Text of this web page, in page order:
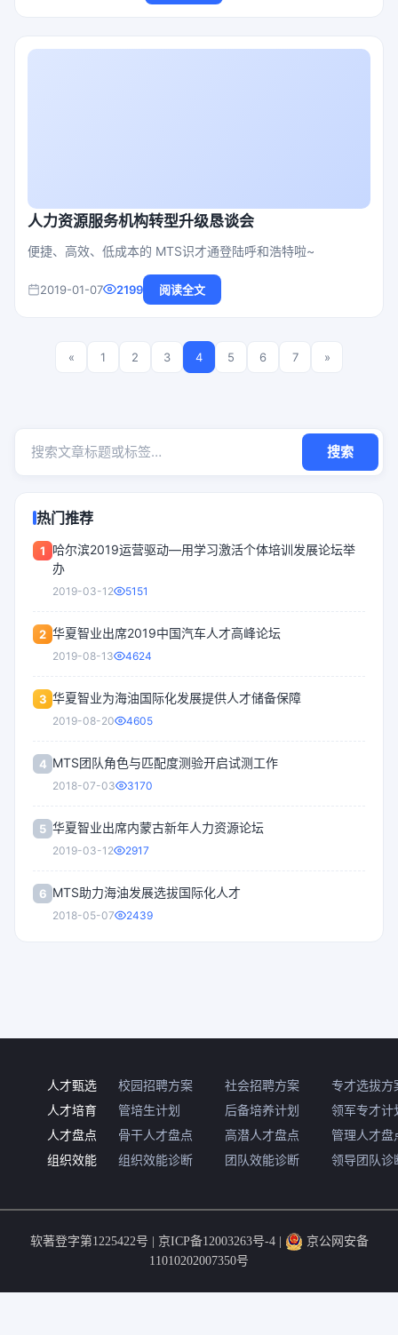
人力资源服务机构转型升级恳谈会
便捷、高效、低成本的 MTS识才通登陆呼和浩特啦~
2019-01-07 2199 阅读全文
« 1 2 3 4 5 6 7 »
搜索
热门推荐
1
哈尔滨2019运营驱动—用学习激活个体培训发展论坛举
办
2019-03-12 5151
2 华夏智业出席2019中国汽车人才高峰论坛
2019-08-13 4624
3 华夏智业为海油国际化发展提供人才储备保障
2019-08-20 4605
4 MTS团队角色与匹配度测验开启试测工作
2018-07-03 3170
5 华夏智业出席内蒙古新年人力资源论坛
2019-03-12 2917
6 MTS助力海油发展选拔国际化人才
2018-05-07 2439
人才甄选 校园招聘方案 社会招聘方案
专才选拔方
人才培育
管培生计划 后备培养计划
领军专才计
人才盘点
骨干人才盘点 高潜人才盘点
管理人才盘
组织效能
组织效能诊断 团队效能诊断 领导团队诊
软著登字第1225422号 | 京ICP备12003263号-4|
京公网安备
11010202007350号